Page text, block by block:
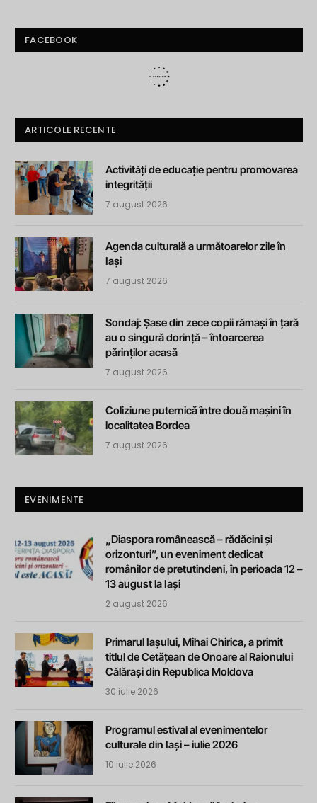
FACEBOOK
ARTICOLE RECENTE
Activități de educație pentru promovarea
integrității
7 august 2026
Agenda culturală a următoarelor zile în
Iași
7 august 2026
Sondaj: Șase din zece copii rămași în țară
au o singură dorință – întoarcerea
părinților acasă
7 august 2026
Coliziune puternică între două mașini în
localitatea Bordea
7 august 2026
EVENIMENTE
„Diaspora românească – rădăcini și
orizonturi”, un eveniment dedicat
românilor de pretutindeni, în perioada 12 –
13 august la Iași
2 august 2026
Primarul Iașului, Mihai Chirica, a primit
titlul de Cetățean de Onoare al Raionului
Călărași din Republica Moldova
30 iulie 2026
Programul estival al evenimentelor
culturale din Iași – iulie 2026
10 iulie 2026